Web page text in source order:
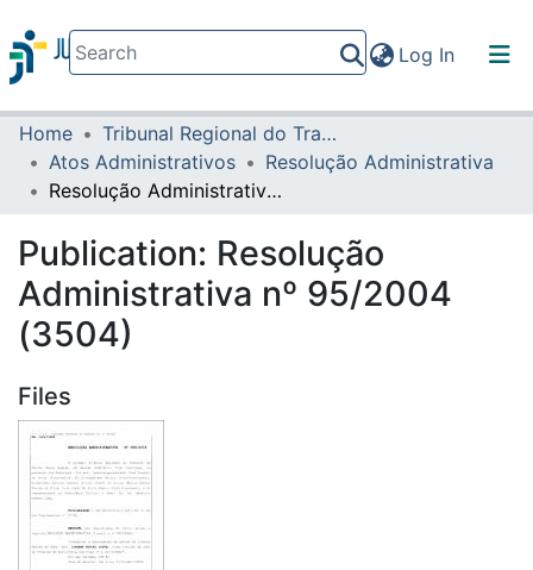
Log In(current)
Communities & Collections
All of DSpace
Home
Tribunal Regional do Trabalho da 16ª Região
Atos Administrativos
Resolução Administrativa
Resolução Administrativa nº 95/2004 (3504)
Publication: Resolução
Administrativa nº 95/2004
(3504)
Files